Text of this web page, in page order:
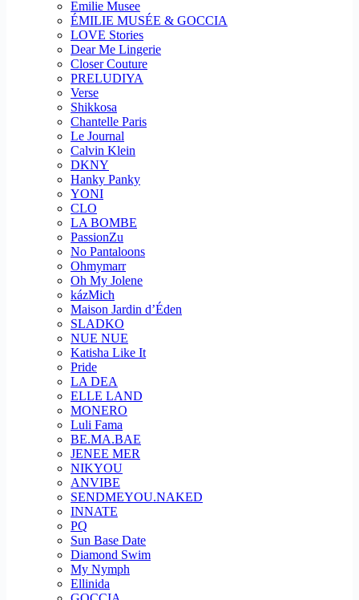
Emilie Musee
ÉMILIE MUSÉE & GOCCIA
LOVE Stories
Dear Me Lingerie
Closer Couture
PRELUDIYA
Verse
Shikkosa
Chantelle Paris
Le Journal
Calvin Klein
DKNY
Hanky Panky
YONI
CLO
LA BOMBE
PassionZu
No Pantaloons
Ohmymarr
Oh My Jolene
kázMich
Maison Jardin d’Éden
SLADKO
NUE NUE
Katisha Like It
Pride
LA DEA
ELLE LAND
MONERO
Luli Fama
BE.MA.BAE
JENEE MER
NIKYOU
ANVIBE
SENDMEYOU.NAKED
INNATE
PQ
Sun Base Date
Diamond Swim
My Nymph
Ellinida